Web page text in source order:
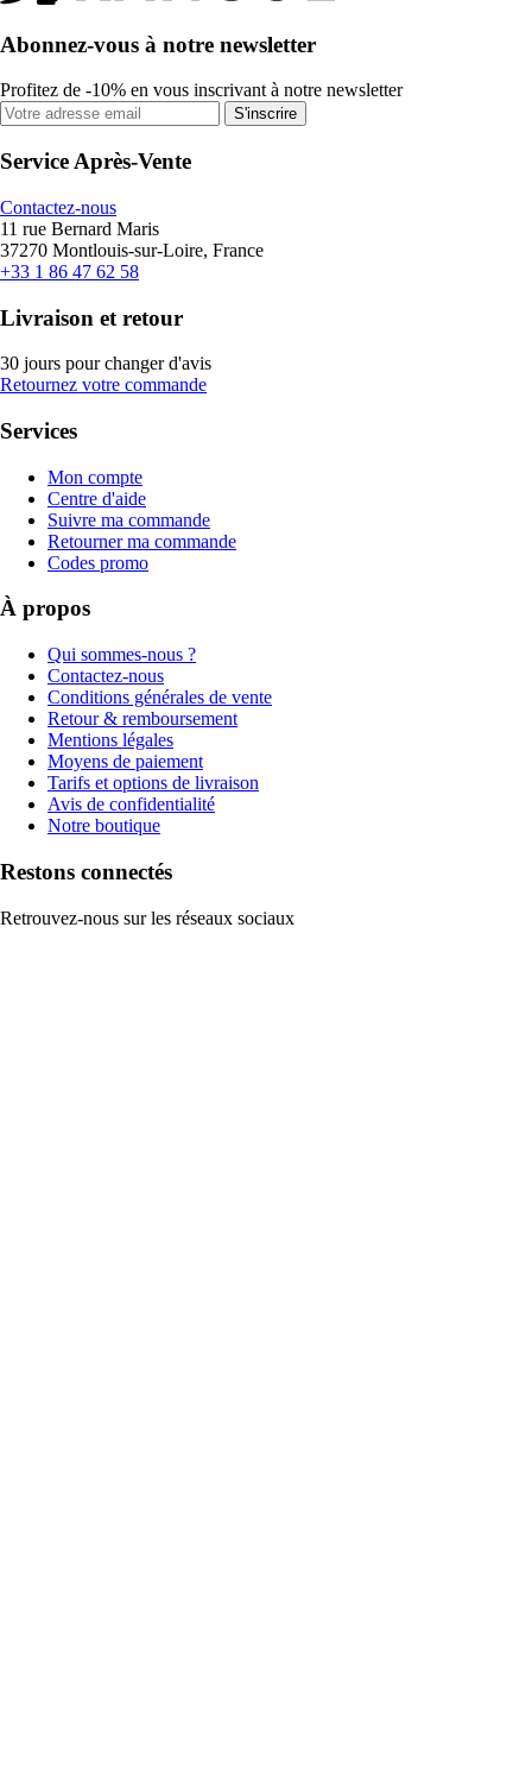
Abonnez-vous à notre newsletter
Profitez de -10% en vous inscrivant à notre newsletter
S'inscrire
Service Après-Vente
Contactez-nous
11 rue Bernard Maris
37270 Montlouis-sur-Loire, France
+33 1 86 47 62 58
Livraison et retour
30 jours pour changer d'avis
Retournez votre commande
Services
Mon compte
Centre d'aide
Suivre ma commande
Retourner ma commande
Codes promo
À propos
Qui sommes-nous ?
Contactez-nous
Conditions générales de vente
Retour & remboursement
Mentions légales
Moyens de paiement
Tarifs et options de livraison
Avis de confidentialité
Notre boutique
Restons connectés
Retrouvez-nous sur les réseaux sociaux